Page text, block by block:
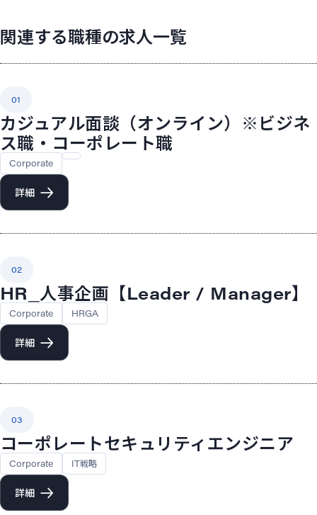
関連する職種の求人一覧
01
カジュアル面談（オンライン）※ビジネ
ス職・コーポレート職
Corporate
詳細
02
HR_人事企画【Leader / Manager】
Corporate HRGA
詳細
03
コーポレートセキュリティエンジニア
Corporate IT戦略
詳細